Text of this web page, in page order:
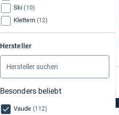
Ski (10)
Klettern (12)
Hersteller
Besonders beliebt
Vaude (112)